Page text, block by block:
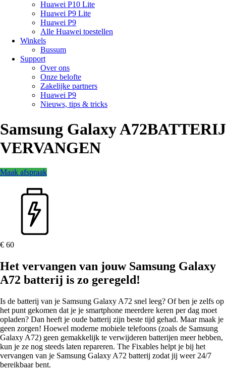
Huawei P10 Lite
Huawei P9 Lite
Huawei P9
Alle Huawei toestellen
Winkels
Bussum
Support
Over ons
Onze belofte
Zakelijke partners
Huawei P9
Nieuws, tips & tricks
Samsung Galaxy A72BATTERIJ
VERVANGEN
Maak afspraak
€ 60
Het vervangen van jouw Samsung Galaxy
A72 batterij is zo geregeld!
Is de batterij van je Samsung Galaxy A72 snel leeg? Of ben je zelfs op
het punt gekomen dat je je smartphone meerdere keren per dag moet
opladen? Dan heeft je oude batterij zijn beste tijd gehad. Maar maak je
geen zorgen! Hoewel moderne mobiele telefoons (zoals de Samsung
Galaxy A72) geen gemakkelijk te verwijderen batterijen meer hebben,
kun je ze nog steeds laten repareren. The Fixables helpt je bij het
vervangen van je Samsung Galaxy A72 batterij zodat jij weer 24/7
bereikbaar bent.